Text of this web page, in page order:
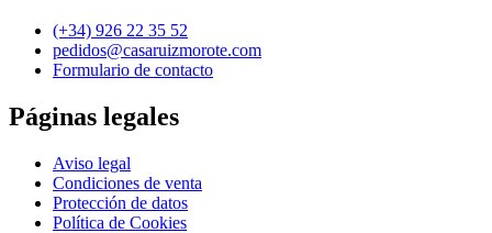
(+34) 926 22 35 52
pedidos@casaruizmorote.com
Formulario de contacto
Páginas legales
Aviso legal
Condiciones de venta
Protección de datos
Política de Cookies